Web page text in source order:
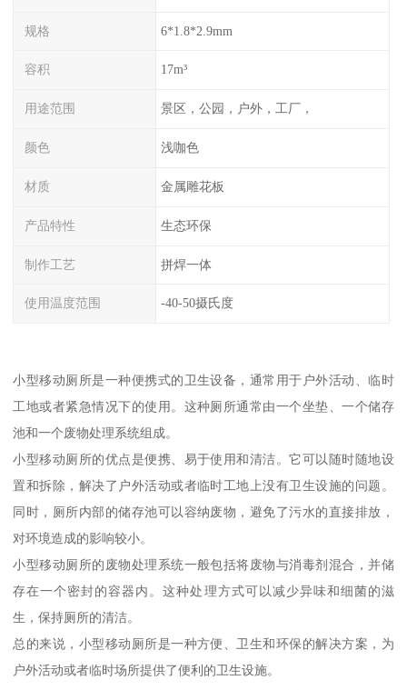
规格 6*1.8*2.9mm
容积 17m³
用途范围 景区，公园，户外，工厂，
颜色 浅咖色
材质 金属雕花板
产品特性 生态环保
制作工艺 拼焊一体
使用温度范围 -40-50摄氏度
小型移动厕所是一种便携式的卫生设备，通常用于户外活动、临时
工地或者紧急情况下的使用。这种厕所通常由一个坐垫、一个储存
池和一个废物处理系统组成。
小型移动厕所的优点是便携、易于使用和清洁。它可以随时随地设
置和拆除，解决了户外活动或者临时工地上没有卫生设施的问题。
同时，厕所内部的储存池可以容纳废物，避免了污水的直接排放，
对环境造成的影响较小。
小型移动厕所的废物处理系统一般包括将废物与消毒剂混合，并储
存在一个密封的容器内。这种处理方式可以减少异味和细菌的滋
生，保持厕所的清洁。
总的来说，小型移动厕所是一种方便、卫生和环保的解决方案，为
户外活动或者临时场所提供了便利的卫生设施。